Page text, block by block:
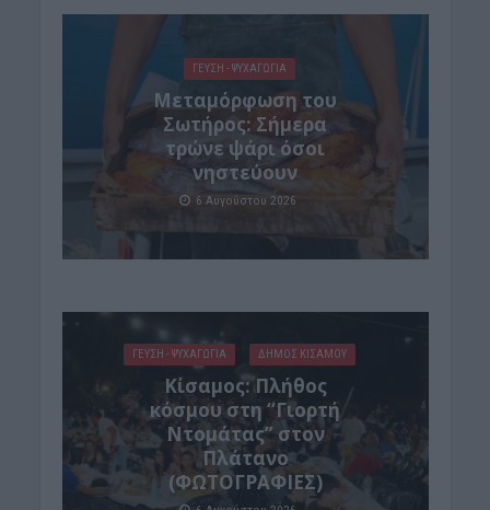
ΓΕΎΣΗ - ΨΥΧΑΓΩΓΊΑ
Μεταμόρφωση του
Σωτήρος: Σήμερα
τρώνε ψάρι όσοι
νηστεύουν
6 Αυγούστου 2026
ΓΕΎΣΗ - ΨΥΧΑΓΩΓΊΑ ΔΉΜΟΣ ΚΙΣΆΜΟΥ
Κίσαμος: Πλήθος
κόσμου στη “Γιορτή
Ντομάτας” στον
Πλάτανο
(ΦΩΤΟΓΡΑΦΙΕΣ)